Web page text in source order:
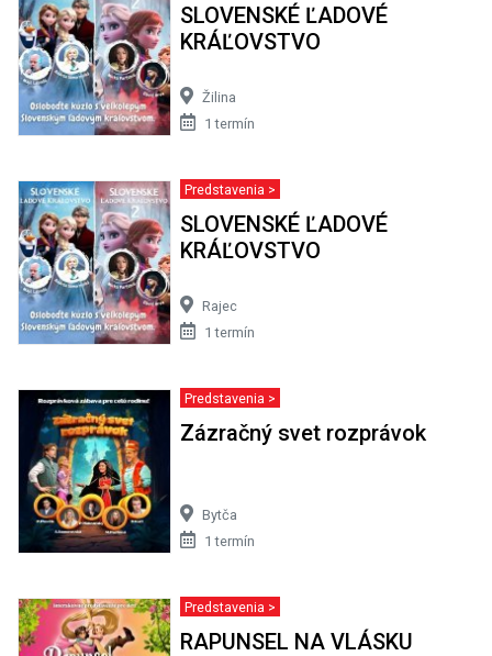
SLOVENSKÉ ĽADOVÉ
KRÁĽOVSTVO
Žilina
1 termín
Predstavenia >
SLOVENSKÉ ĽADOVÉ
KRÁĽOVSTVO
Rajec
1 termín
Predstavenia >
Zázračný svet rozprávok
Bytča
1 termín
Predstavenia >
RAPUNSEL NA VLÁSKU